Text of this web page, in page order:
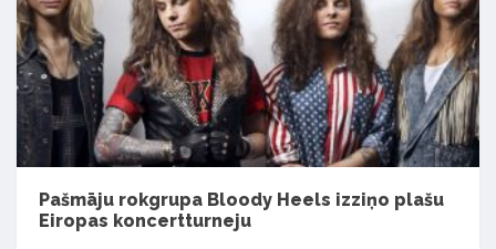
Pašmāju rokgrupa Bloody Heels izziņo plašu
Eiropas koncertturneju